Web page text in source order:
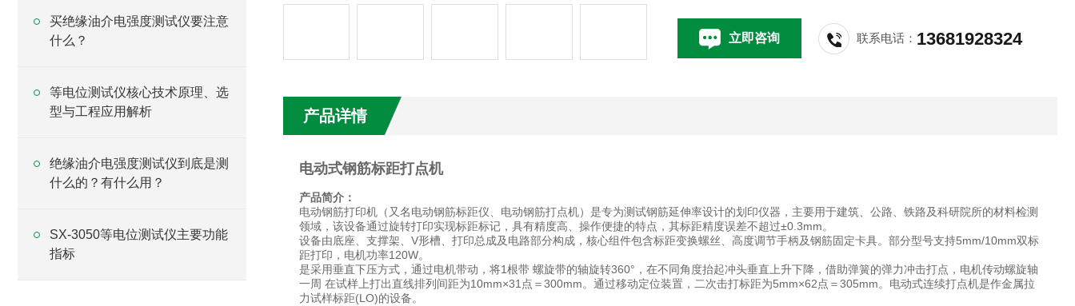
买绝缘油介电强度测试仪要注意
什么？
等电位测试仪核心技术原理、选
型与工程应用解析
绝缘油介电强度测试仪到底是测
什么的？有什么用？
SX-3050等电位测试仪主要功能
指标
立即咨询 联系电话： 13681928324
产品详情
电动式钢筋标距打点机
产品简介：
电动钢筋打印机（又名电动钢筋标距仪、电动钢筋打点机）是专为测试钢筋延伸率设计的划印仪器，主要用于建筑、公路、铁路及科研院所的材料检测
领域，该设备通过旋转打印实现标距标记，具有精度高、操作便捷的特点，其标距精度误差不超过±0.3mm。
设备由底座、支撑架、V形槽、打印总成及电路部分构成，核心组件包含标距变换螺丝、高度调节手柄及钢筋固定卡具。部分型号支持5mm/10mm双标
距打印，电机功率120W。
是采用垂直下压方式，通过电机带动，将1根带 螺旋带的轴旋转360°，在不同角度抬起冲头垂直上升下降，借助弹簧的弹力冲击打点，电机传动螺旋轴
一周 在试样上打出直线排列间距为10mm×31点＝300mm。通过移动定位装置，二次击打标距为5mm×62点＝305mm。电动式连续打点机是作金属拉
力试样标距(LO)的设备。